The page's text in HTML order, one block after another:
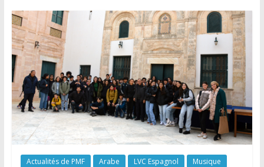
Actualités de PMF Arabe LVC Espagnol Musique